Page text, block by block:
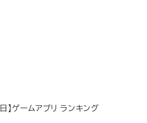
】ゲームアプリ ランキング